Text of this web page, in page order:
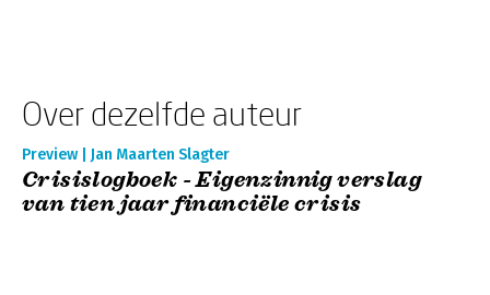
Over dezelfde auteur
Preview | Jan Maarten Slagter
Crisislogboek - Eigenzinnig verslag
van tien jaar financiële crisis